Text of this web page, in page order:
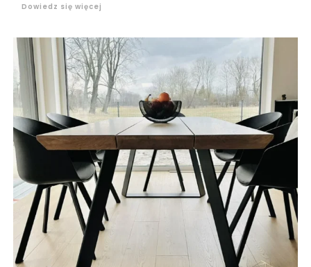
Dowiedz się więcej